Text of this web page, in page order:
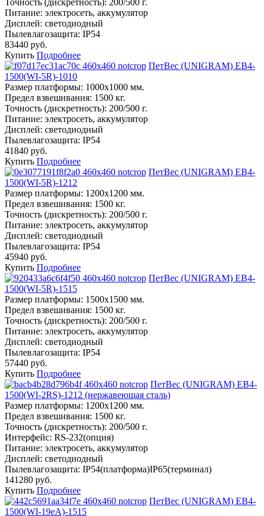
Питание: электросеть, аккумулятор
Дисплей: светодиодный
Пылевлагозащита: IP54
83440 руб.
Купить Подробнее
ПетВес (UNIGRAM) ЕВ4-
1500(WI-5R)-1010
Размер платформы: 1000х1000 мм.
Предел взвешивания: 1500 кг.
Точность (дискретность): 200/500 г.
Питание: электросеть, аккумулятор
Дисплей: светодиодный
Пылевлагозащита: IP54
41840 руб.
Купить Подробнее
ПетВес (UNIGRAM) ЕВ4-
1500(WI-5R)-1212
Размер платформы: 1200х1200 мм.
Предел взвешивания: 1500 кг.
Точность (дискретность): 200/500 г.
Питание: электросеть, аккумулятор
Дисплей: светодиодный
Пылевлагозащита: IP54
45940 руб.
Купить Подробнее
ПетВес (UNIGRAM) ЕВ4-
1500(WI-5R)-1515
Размер платформы: 1500х1500 мм.
Предел взвешивания: 1500 кг.
Точность (дискретность): 200/500 г.
Питание: электросеть, аккумулятор
Дисплей: светодиодный
Пылевлагозащита: IP54
57440 руб.
Купить Подробнее
ПетВес (UNIGRAM) ЕВ4-
1500(WI-2RS)-1212 (нержавеющая сталь)
Размер платформы: 1200х1200 мм.
Предел взвешивания: 1500 кг.
Точность (дискретность): 200/500 г.
Интерфейс: RS-232(опция)
Питание: электросеть, аккумулятор
Дисплей: светодиодный
Пылевлагозащита: IP54(платформа)IP65(терминал)
141280 руб.
Купить Подробнее
ПетВес (UNIGRAM) ЕВ4-
1500(WI-19eA)-1515